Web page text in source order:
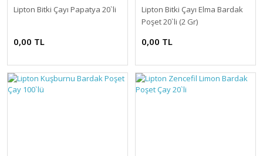
Lipton Bitki Çayı Papatya 20`li
0,00 TL
Lipton Bitki Çayı Elma Bardak
Poşet 20`li (2 Gr)
0,00 TL